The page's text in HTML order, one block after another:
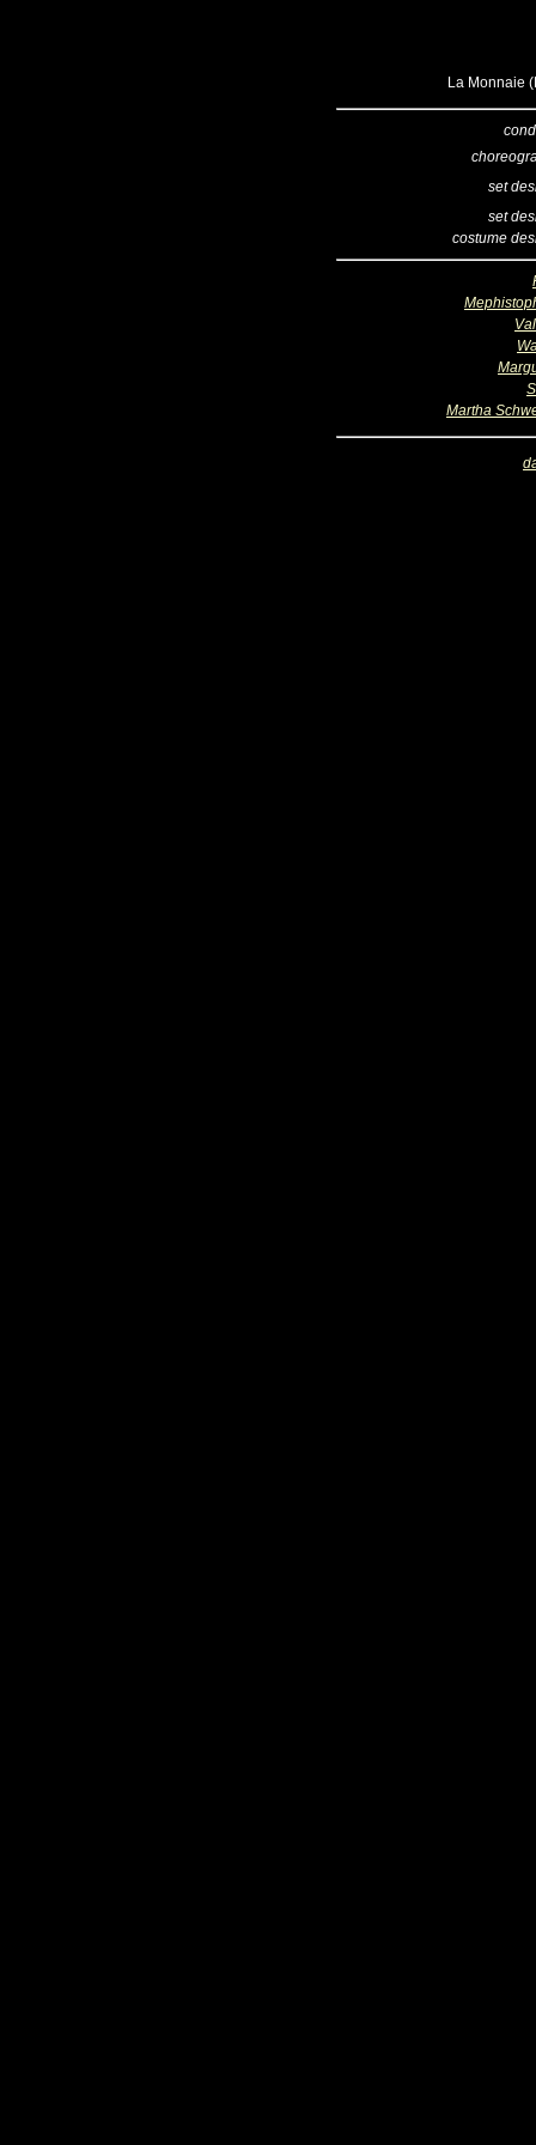
La Monnaie
set
set
costume
Martha